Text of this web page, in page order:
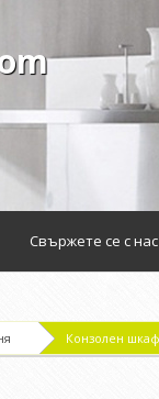
Свържете се с нас
Конзолен шкаф